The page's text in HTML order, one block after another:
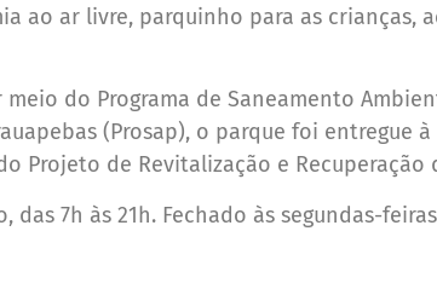
ao ar livre, parquinho para as crianças,
do Programa de Saneamento
(Prosap), o parque foi entregue
Projeto de Revitalização e Recuperação
7h às 21h. Fechado às segundas-